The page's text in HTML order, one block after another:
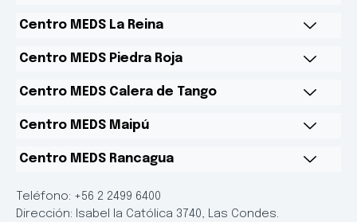
Centro MEDS La Reina
Centro MEDS Piedra Roja
Centro MEDS Calera de Tango
Centro MEDS Maipú
Centro MEDS Rancagua
Teléfono: +56 2 2499 6400
Dirección: Isabel la Católica 3740, Las Condes.